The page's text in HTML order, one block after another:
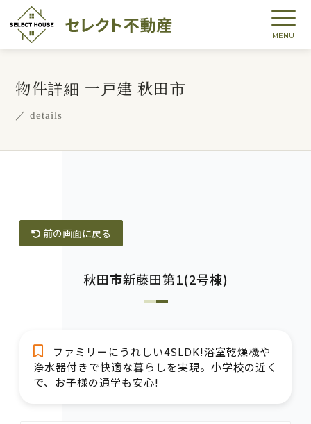
物件詳細 一戸建 秋田市
／ details
前の画面に戻る
秋田市新藤田第1(2号棟)
ファミリーにうれしい4SLDK!浴室乾燥機や
浄水器付きで快適な暮らしを実現。小学校の近く
で、お子様の通学も安心!